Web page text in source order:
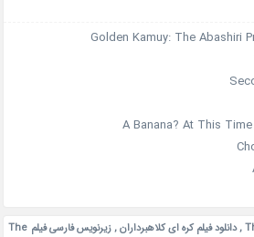
,دانلود فیلم کره ای کلاهبرداران,
زیرنویس فارسی فیلم The